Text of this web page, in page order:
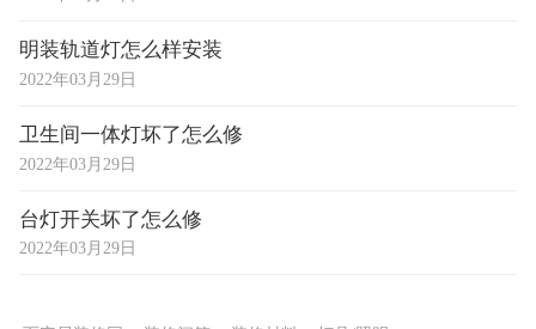
明装轨道灯怎么样安装
2022年03月29日
卫生间一体灯坏了怎么修
2022年03月29日
台灯开关坏了怎么修
2022年03月29日